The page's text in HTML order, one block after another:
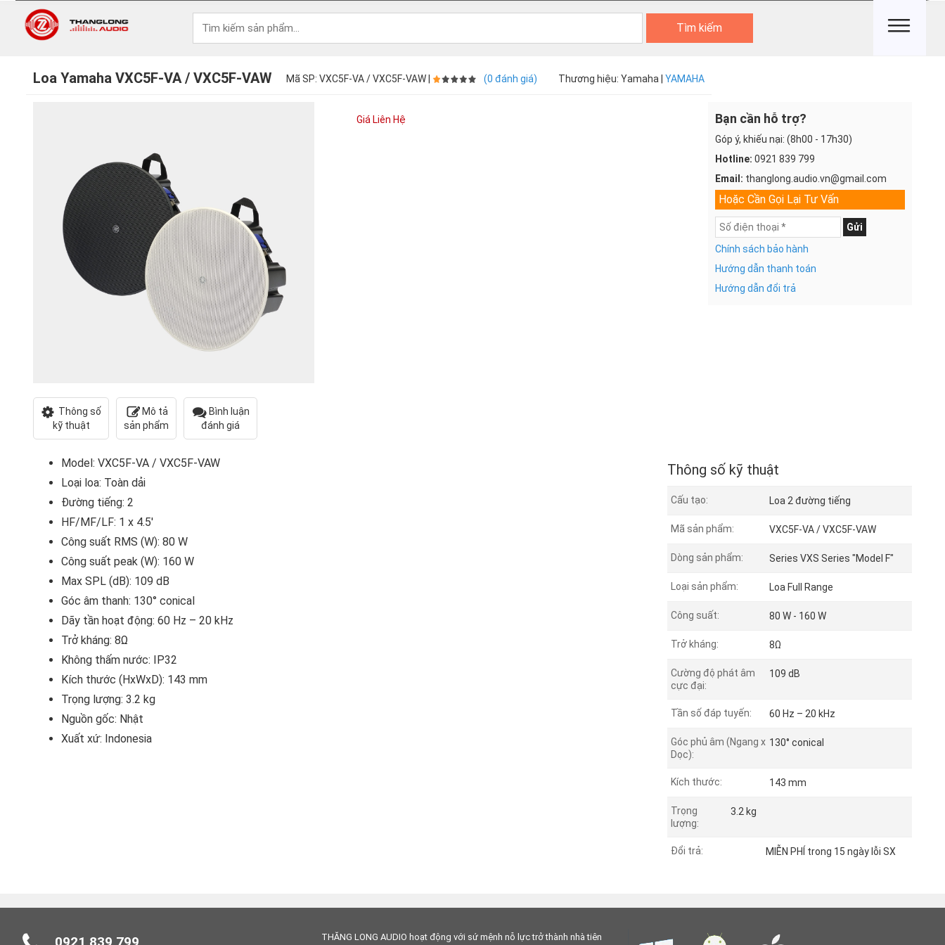
Tìm kiếm
Loa Yamaha VXC5F-VA / VXC5F-VAW Mã SP: VXC5F-VA / VXC5F-VAW | (0 đánh giá) Thương hiệu: Yamaha | YAMAHA
Thông số
kỹ thuật
Mô tả
sản phẩm
Bình luận
đánh giá
Giá Liên Hệ Bạn cần hỗ trợ?
Góp ý, khiếu nại: (8h00 - 17h30)
Hotline: 0921 839 799
Email: thanglong.audio.vn@gmail.com
Hoặc Cần Gọi Lại Tư Vấn
Gửi
Chính sách bảo hành
Hướng dẫn thanh toán
Hướng dẫn đổi trả
Model: VXC5F-VA / VXC5F-VAW
Loại loa: Toàn dải
Đường tiếng: 2
HF/MF/LF: 1 x 4.5'
Công suất RMS (W): 80 W
Công suất peak (W): 160 W
Max SPL (dB): 109 dB
Góc âm thanh: 130° conical
Dãy tần hoạt động: 60 Hz – 20 kHz
Trở kháng: 8Ω
Không thấm nước: IP32
Kích thước (HxWxD): 143 mm
Trọng lượng: 3.2 kg
Nguồn gốc: Nhật
Xuất xứ: Indonesia
Thông số kỹ thuật
Cấu tạo: Loa 2 đường tiếng
Mã sản phẩm: VXC5F-VA / VXC5F-VAW
Dòng sản phẩm: Series VXS Series "Model F"
Loại sản phẩm: Loa Full Range
Công suất: 80 W - 160 W
Trở kháng: 8Ω
Cường độ phát âm
cực đại:
109 dB
Tần số đáp tuyến: 60 Hz – 20 kHz
Góc phủ âm (Ngang x
Dọc):
130° conical
Kích thước: 143 mm
Trọng
lượng:
3.2 kg
Đổi trả: MIỄN PHÍ trong 15 ngày lỗi SX
THĂNG LONG AUDIO hoạt động với sứ mệnh nỗ lực trở thành nhà tiên